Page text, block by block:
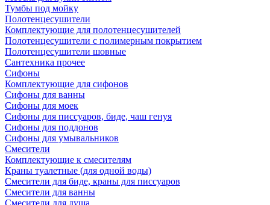
Тумбы под мойку
Полотенцесушители
Комплектующие для полотенцесушителей
Полотенцесушители с полимерным покрытием
Полотенцесушители шовные
Сантехника прочее
Сифоны
Комплектующие для сифонов
Сифоны для ванны
Сифоны для моек
Сифоны для писсуаров, биде, чаш генуя
Сифоны для поддонов
Сифоны для умывальников
Смесители
Комплектующие к смесителям
Краны туалетные (для одной воды)
Смесители для биде, краны для писсуаров
Смесители для ванны
Смесители для душа